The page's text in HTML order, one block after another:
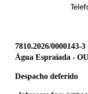
7810.2026/0000143-3
Água Espraiada -
Despacho deferido